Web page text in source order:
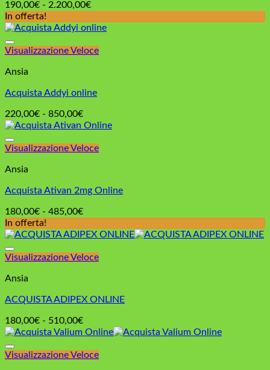
190,00€ - 2.200,00€Fascia
prezzo:
190,00€
In offerta!
Visualizzazione Veloce
Ansia
Acquista Addyi online
220,00€ - 850,00€Fascia
di
da
Visualizzazione Veloce
Ansia
Acquista Ativan 2mg Online
180,00€ - 485,00€Fascia
prezzo:
180,00€
In offerta!
Visualizzazione Veloce
Ansia
ACQUISTA ADIPEX ONLINE
180,00€ - 510,00€Fascia
di
da
Visualizzazione Veloce